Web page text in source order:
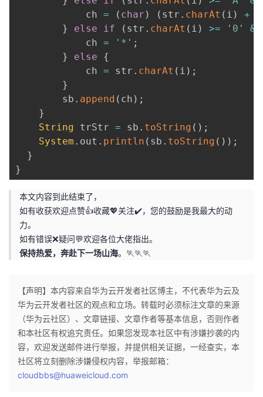
            ch
= ( char ) ( str . charAt ( i ) +
}
else if ( str . charAt ( i ) >= '0' &&
            ch
= '*' ;
}
else
{
            ch
= str . charAt ( i ) ;
}
        sb
. append ( ch ) ;
}
String trStr = sb . toString ( ) ;
System . out . println ( sb . toString ( ) ) ;
}
}
本文内容到此结束了，
如有收获欢迎点赞👍收藏💖关注✔️，您的鼓励是我最大的动
力。
如有错误❌疑问💬欢迎各位大佬指出。
保持热爱，奔赴下一场山海。🏃🏃🏃
【声明】本内容来自华为云开发者社区博主，不代表华为云及
华为云开发者社区的观点和立场。转载时必须标注文章的来源
（华为云社区）、文章链接、文章作者等基本信息，否则作者
和本社区有权追究责任。如果您发现本社区中有涉嫌抄袭的内
容，欢迎发送邮件进行举报，并提供相关证据，一经查实，本
社区将立刻删除涉嫌侵权内容，举报邮箱：
cloudbbs@huaweicloud.com